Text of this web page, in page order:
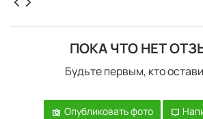
ПОКА ЧТО НЕТ
Будьте первым, кто
Опубликовать фото